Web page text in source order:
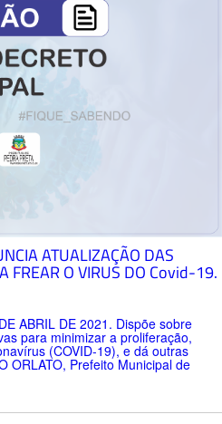
ATUALIZAÇÃO DAS
FREAR O VIRUS DO Covid-19.
ABRIL DE 2021. Dispõe sobre
para minimizar a proliferação,
(COVID-19), e dá outras
ORLATO, Prefeito Municipal de